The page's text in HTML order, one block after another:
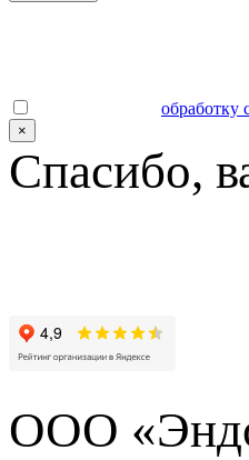
обработку
×
Спасибо,
ООО